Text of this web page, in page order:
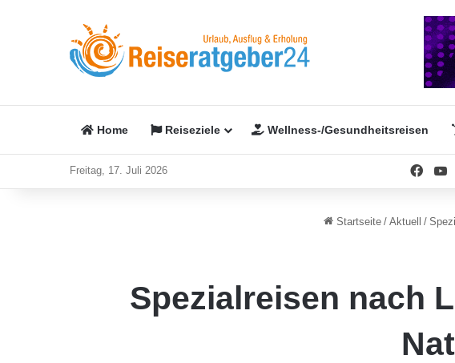
Home Reiseziele Wellness-/Gesundheitsreisen
Freitag, 17. Juli 2026
Startseite / Aktuell /
Spezialreisen nach